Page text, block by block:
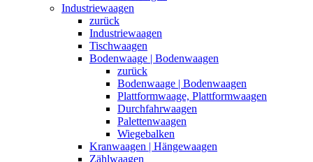
Industriewaagen
zurück
Industriewaagen
Tischwaagen
Bodenwaage | Bodenwaagen
zurück
Bodenwaage | Bodenwaagen
Plattformwaage, Plattformwaagen
Durchfahrwaagen
Palettenwaagen
Wiegebalken
Kranwaagen | Hängewaagen
Zählwaagen